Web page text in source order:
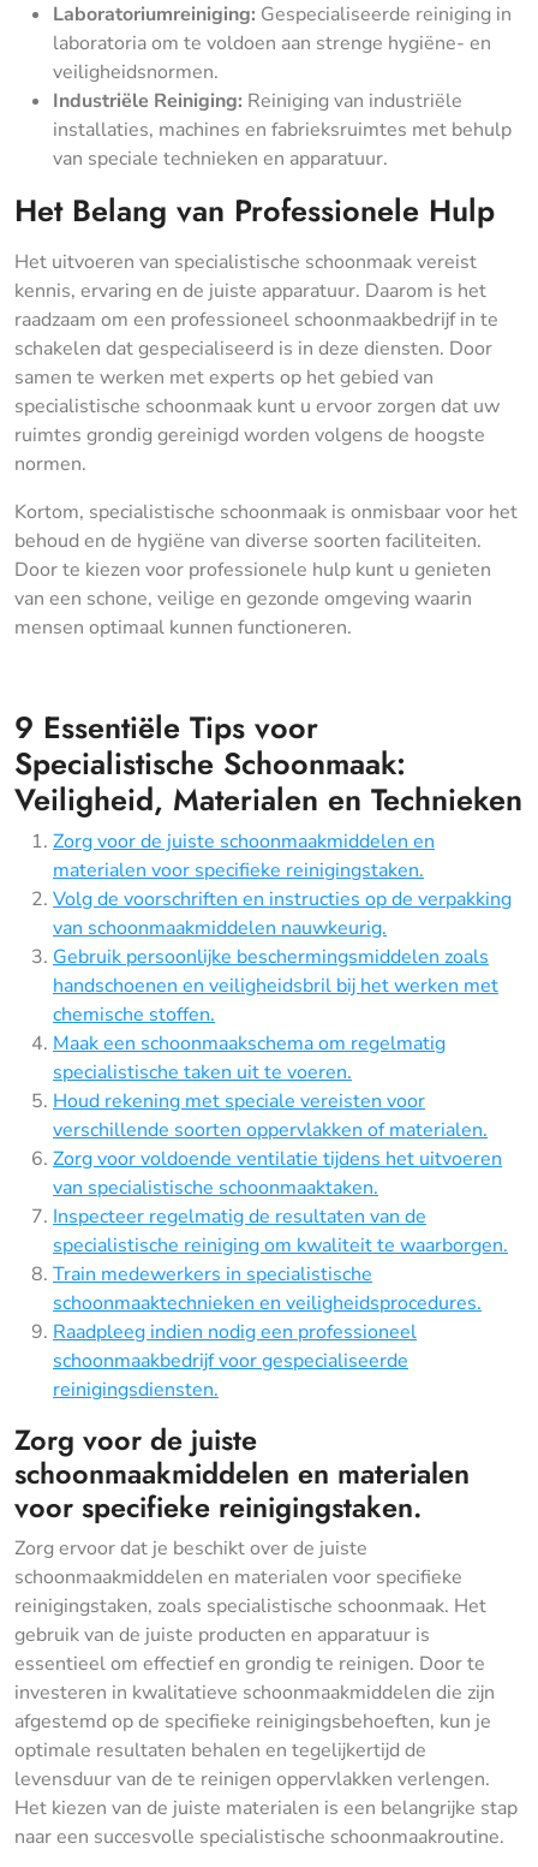
Laboratoriumreiniging: Gespecialiseerde reiniging in
laboratoria om te voldoen aan strenge hygiëne- en
veiligheidsnormen.
Industriële Reiniging: Reiniging van industriële
installaties, machines en fabrieksruimtes met behulp
van speciale technieken en apparatuur.
Het Belang van Professionele Hulp
Het uitvoeren van specialistische schoonmaak vereist
kennis, ervaring en de juiste apparatuur. Daarom is het
raadzaam om een professioneel schoonmaakbedrijf in te
schakelen dat gespecialiseerd is in deze diensten. Door
samen te werken met experts op het gebied van
specialistische schoonmaak kunt u ervoor zorgen dat uw
ruimtes grondig gereinigd worden volgens de hoogste
normen.
Kortom, specialistische schoonmaak is onmisbaar voor het
behoud en de hygiëne van diverse soorten faciliteiten.
Door te kiezen voor professionele hulp kunt u genieten
van een schone, veilige en gezonde omgeving waarin
mensen optimaal kunnen functioneren.
9 Essentiële Tips voor
Specialistische Schoonmaak:
Veiligheid, Materialen en Technieken
Zorg voor de juiste schoonmaakmiddelen en
materialen voor specifieke reinigingstaken.
Volg de voorschriften en instructies op de verpakking
van schoonmaakmiddelen nauwkeurig.
Gebruik persoonlijke beschermingsmiddelen zoals
handschoenen en veiligheidsbril bij het werken met
chemische stoffen.
Maak een schoonmaakschema om regelmatig
specialistische taken uit te voeren.
Houd rekening met speciale vereisten voor
verschillende soorten oppervlakken of materialen.
Zorg voor voldoende ventilatie tijdens het uitvoeren
van specialistische schoonmaaktaken.
Inspecteer regelmatig de resultaten van de
specialistische reiniging om kwaliteit te waarborgen.
Train medewerkers in specialistische
schoonmaaktechnieken en veiligheidsprocedures.
Raadpleeg indien nodig een professioneel
schoonmaakbedrijf voor gespecialiseerde
reinigingsdiensten.
Zorg voor de juiste
schoonmaakmiddelen en materialen
voor specifieke reinigingstaken.
Zorg ervoor dat je beschikt over de juiste
schoonmaakmiddelen en materialen voor specifieke
reinigingstaken, zoals specialistische schoonmaak. Het
gebruik van de juiste producten en apparatuur is
essentieel om effectief en grondig te reinigen. Door te
investeren in kwalitatieve schoonmaakmiddelen die zijn
afgestemd op de specifieke reinigingsbehoeften, kun je
optimale resultaten behalen en tegelijkertijd de
levensduur van de te reinigen oppervlakken verlengen.
Het kiezen van de juiste materialen is een belangrijke stap
naar een succesvolle specialistische schoonmaakroutine.